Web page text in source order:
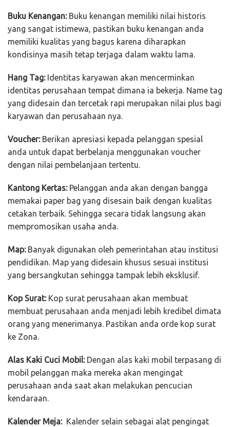
Buku Kenangan:Buku kenangan memiliki nilai historis
yang sangat istimewa, pastikan buku kenangan anda
memiliki kualitas yang bagus karena diharapkan
kondisinya masih tetap terjaga dalam waktu lama.
Hang Tag:Identitas karyawan akan mencerminkan
identitas perusahaan tempat dimana ia bekerja. Name tag
yang didesain dan tercetak rapi merupakan nilai plus bagi
karyawan dan perusahaan nya.
Voucher:Berikan apresiasi kepada pelanggan spesial
anda untuk dapat berbelanja menggunakan voucher
dengan nilai pembelanjaan tertentu.
Kantong Kertas:Pelanggan anda akan dengan bangga
memakai paper bag yang disesain baik dengan kualitas
cetakan terbaik. Sehingga secara tidak langsung akan
mempromosikan usaha anda.
Map:Banyak digunakan oleh pemerintahan atau institusi
pendidikan. Map yang didesain khusus sesuai institusi
yang bersangkutan sehingga tampak lebih eksklusif.
Kop Surat:Kop surat perusahaan akan membuat
membuat perusahaan anda menjadi lebih kredibel dimata
orang yang menerimanya. Pastikan anda orde kop surat
ke Zona.
Alas Kaki Cuci Mobil:Dengan alas kaki mobil terpasang di
mobil pelanggan maka mereka akan mengingat
perusahaan anda saat akan melakukan pencucian
kendaraan.
Kalender Meja:Kalender selain sebagai alat pengingat